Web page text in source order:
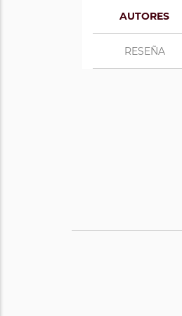
AUTORES
RESEÑA